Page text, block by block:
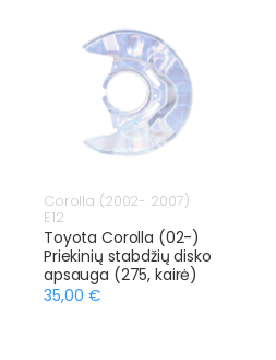
Corolla (2002- 2007)
E12
Toyota Corolla (02-)
Priekinių stabdžių disko
apsauga (275, kairė)
35,00 €